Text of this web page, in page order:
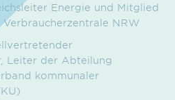
Energie und Mitglied
NRW
Leiter der Abteilung
kommunaler